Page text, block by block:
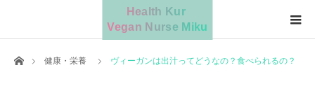
ホーム健康・栄養 ヴィーガンは出汁ってどうなの？食べられるの？